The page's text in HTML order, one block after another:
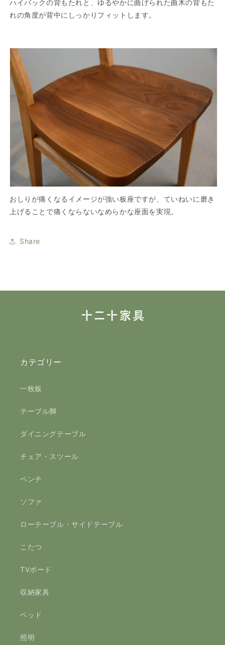
ハイバックの背もたれと、ゆるやかに曲げられた曲木の背もた
れの角度が背中にしっかりフィットします。
おしりが痛くなるイメージが強い板座ですが、ていねいに磨き
上げることで痛くならないなめらかな座面を実現。
Share
カテゴリー
一枚板
テーブル脚
ダイニングテーブル
チェア・スツール
ベンチ
ソファ
ローテーブル・サイドテーブル
こたつ
TVボード
収納家具
ベッド
照明